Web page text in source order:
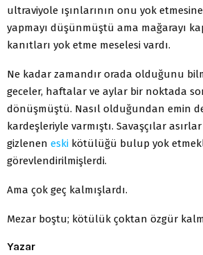
ultraviyole ışınlarının onu yok
yapmayı düşünmüştü ama mağarayı
kanıtları yok etme meselesi vardı.
Ne kadar zamandır orada olduğunu
geceler, haftalar ve aylar bir noktada
dönüşmüştü. Nasıl olduğundan emin
kardeşleriyle varmıştı. Savaşçılar
gizlenen eski kötülüğü bulup yok
görevlendirilmişlerdi.
Ama çok geç kalmışlardı.
Mezar boştu; kötülük çoktan özgür
Yazar